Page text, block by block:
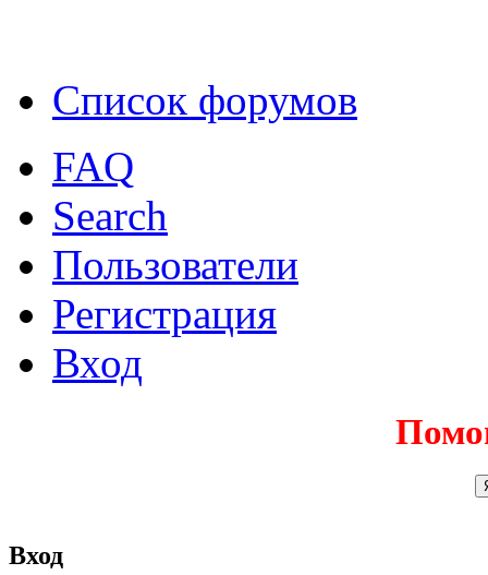
Список форумов
FAQ
Search
Пользователи
Регистрация
Вход
Вход